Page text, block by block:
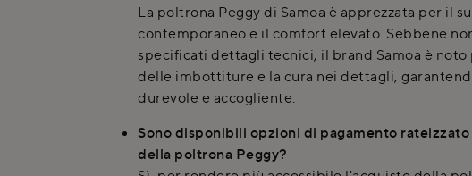
La poltrona Peggy di Samoa è apprezzata per il
contemporaneo e il comfort elevato. Sebbene
specificati dettagli tecnici, il brand Samoa è noto
delle imbottiture e la cura nei dettagli,
durevole e accogliente.
Sono disponibili opzioni di pagamento
della poltrona Peggy?